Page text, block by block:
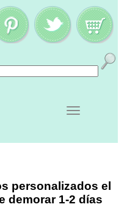
personalizados el
demorar 1-2 días